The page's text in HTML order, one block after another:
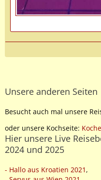
Unsere anderen Seiten
Besucht auch mal unsere
oder unsere Kochseite:
Hier unsere Live
2024 und 2025
- Hallo aus Kroatien 2021 ,